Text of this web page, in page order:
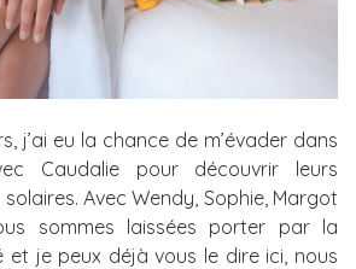
j’ai eu la chance de m’évader dans
Caudalie pour découvrir leurs
Avec Wendy, Sophie, Margot
sommes laissées porter par la
et je peux déjà vous le dire ici, nous